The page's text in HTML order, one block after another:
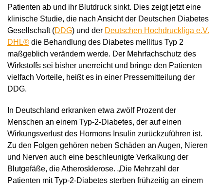
Patienten ab und ihr Blutdruck sinkt. Dies zeigt jetzt eine
klinische Studie, die nach Ansicht der Deutschen Diabetes
Gesellschaft (DDG) und der Deutschen Hochdruckliga e.V.
DHL® die Behandlung des Diabetes mellitus Typ 2
maßgeblich verändern werde. Der Mehrfachschutz des
Wirkstoffs sei bisher unerreicht und bringe den Patienten
vielfach Vorteile, heißt es in einer Pressemitteilung der
DDG.
In Deutschland erkranken etwa zwölf Prozent der
Menschen an einem Typ-2-Diabetes, der auf einen
Wirkungsverlust des Hormons Insulin zurückzuführen ist.
Zu den Folgen gehören neben Schäden an Augen, Nieren
und Nerven auch eine beschleunigte Verkalkung der
Blutgefäße, die Atherosklerose. „Die Mehrzahl der
Patienten mit Typ-2-Diabetes sterben frühzeitig an einem